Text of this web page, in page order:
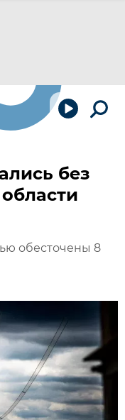
без
обесточены 8